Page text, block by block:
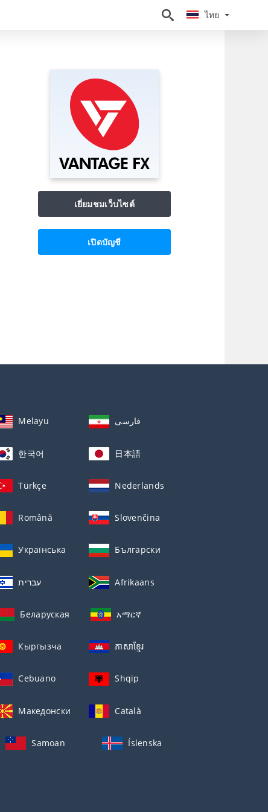
ไทย
เยี่ยมชมเว็บไซต์
เปิดบัญชี
Melayu فارسی
한국어 日本語
Türkçe Nederlands
Română Slovenčina
Українська Български
עברית Afrikaans
Беларуская አማርኛ
Кыргызча ភាសាខ្មែរ
Cebuano Shqip
Македонски Català
Samoan Íslenska